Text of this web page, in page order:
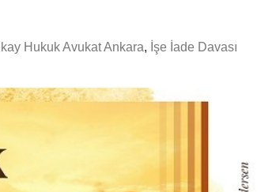
İlkay Hukuk Avukat Ankara, İşe İade Davası